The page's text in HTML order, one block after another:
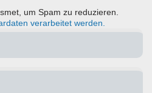
um Spam zu reduzieren.
verarbeitet werden.